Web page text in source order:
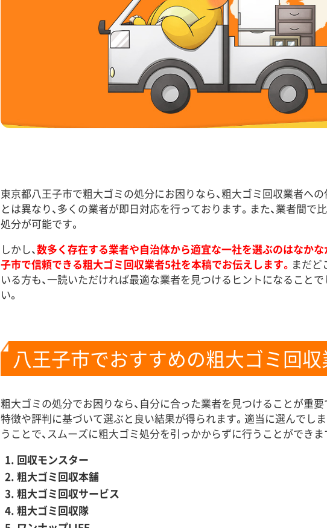
東京都八王子市で粗大ゴミの処分にお困りなら、粗大ゴミ回収業者へ
とは異なり、多くの業者が即日対応を行っております。また、業者間で
処分が可能です。
しかし、数多く存在する業者や自治体から適宜な一社を選ぶのはなか
子市で信頼できる粗大ゴミ回収業者5社を本稿でお伝えします。 まだど
いる方も、一読いただければ最適な業者を見つけるヒントになること
い。
八王子市でおすすめの粗大ゴミ回
粗大ゴミの処分でお困りなら、自分に合った業者を見つけることが重要
特徴や評判に基づいて選ぶと良い結果が得られます。適当に選んでし
うことで、スムーズに粗大ゴミ処分を引っかからずに行うことができま
回収モンスター
粗大ゴミ回収本舗
粗大ゴミ回収サービス
粗大ゴミ回収隊